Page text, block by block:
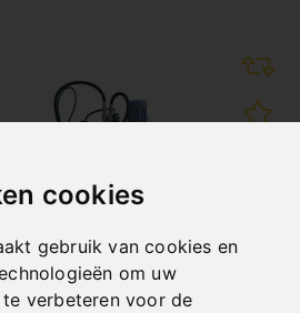
cookies
gebruik van cookies en
om uw
verbeteren voor de